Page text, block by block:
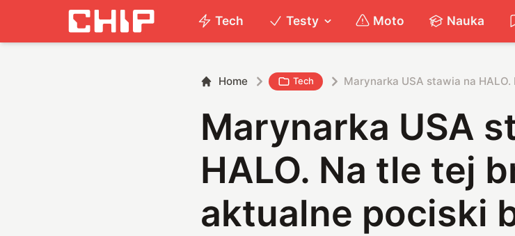
Tech Testy Moto Nauka
Home Tech Marynarka USA stawia na
Marynarka USA
HALO. Na tle tej
aktualne pociski